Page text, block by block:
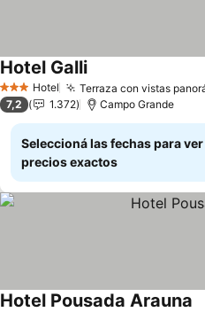
3 Estrellas
Hotel Terraza con vistas
Hotel Galli
7,2 1.372 Campo Grande
Seleccioná las fechas para
precios exactos
Hotel Pousada Arauna